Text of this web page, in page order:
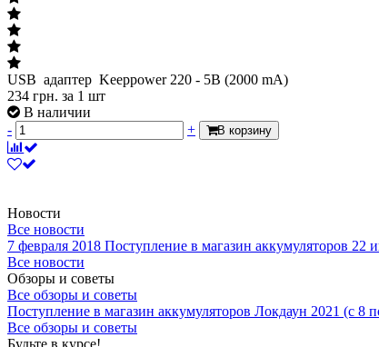
USB адаптер Keeppower 220 - 5В (2000 mA)
234 грн. за 1 шт
В наличии
-
+ В корзину
Новости
Все новости
7 февраля 2018 Поступление в магазин аккумуляторов 22
Все новости
Обзоры и советы
Все обзоры и советы
Поступление в магазин аккумуляторов Локдаун 2021 (с 8
Все обзоры и советы
Будьте в курсе!